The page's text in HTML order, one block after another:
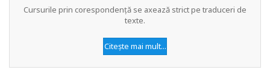
Cursurile prin corespondență se axează strict pe traduceri de
texte.
Citește mai mult...